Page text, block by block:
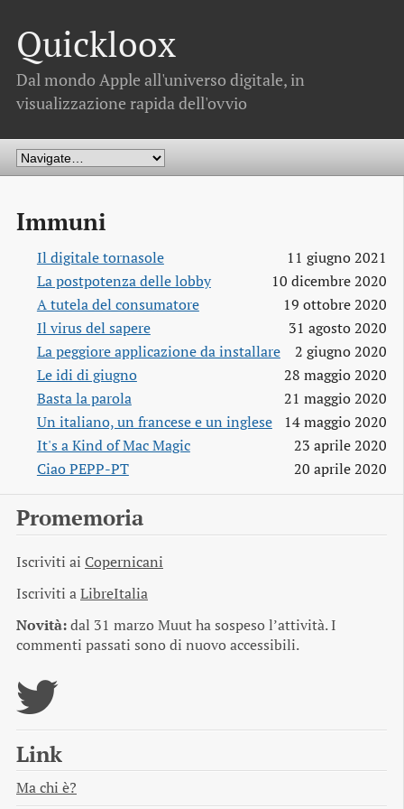
Quickloox
Dal mondo Apple all'universo digitale, in
visualizzazione rapida dell'ovvio
Immuni
Il digitale tornasole
11 giugno 2021
La postpotenza delle lobby
10 dicembre 2020
A tutela del consumatore
19 ottobre 2020
Il virus del sapere
31 agosto 2020
La peggiore applicazione da installare
2 giugno 2020
Le idi di giugno
28 maggio 2020
Basta la parola
21 maggio 2020
Un italiano, un francese e un inglese
14 maggio 2020
It's a Kind of Mac Magic
23 aprile 2020
Ciao PEPP-PT
20 aprile 2020
Promemoria
Iscriviti ai Copernicani
Iscriviti aLibreItalia
Novità:dal 31 marzo Muut ha sospeso l’attività. I
commenti passati sono di nuovo accessibili.
Link
Ma chi è?